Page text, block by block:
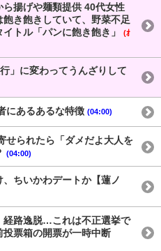
ら揚げや麺類提供 40代女性
飽き飽きしていて、野菜不足
トル「パンに飽き飽き」
(ｵ
」に変わってうんざりして
にあるあるな特徴 (04:00)
せられたら「ダメだよ大人を
(04:00)
、ちいかわデートか【蓮ノ
経路逸脱…これは不正選挙で
票箱の開票が一時中断